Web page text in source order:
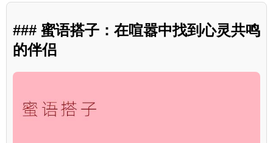
### 蜜语搭子：在喧嚣中找到心灵共鸣
的伴侣